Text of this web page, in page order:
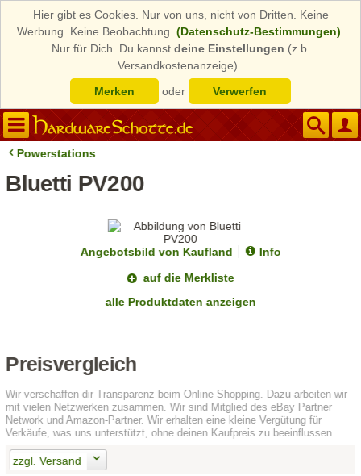
Hier gibt es Cookies. Nur von uns, nicht von Dritten. Keine
Werbung. Keine Beobachtung. (Datenschutz-Bestimmungen)
Nur für Dich. Du kannst deine Einstellungen (z.b.
Versandkostenanzeige)
Merken
oder Verwerfen
Powerstations
Bluetti PV200
Angebotsbild von Kaufland
Info
auf die Merkliste
alle Produktdaten anzeigen
Preisvergleich
Wir verschaffen dir Transparenz beim Online-Shopping. Dazu arbeiten wir
mit vielen Netzwerken zusammen. Wir sind Mitglied des eBay Partner
Network und Amazon-Partner. Wir erhalten eine kleine Vergütung für
Verkäufe, was uns unterstützt, ohne deinen Kaufpreis zu beeinflussen.
zzgl. Versand